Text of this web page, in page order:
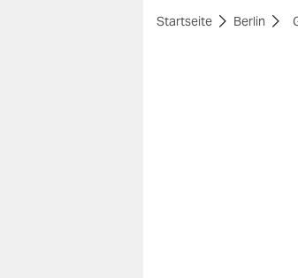
themen
Startseite Berlin